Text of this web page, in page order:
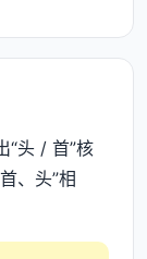
“头 / 首”核
、头”相